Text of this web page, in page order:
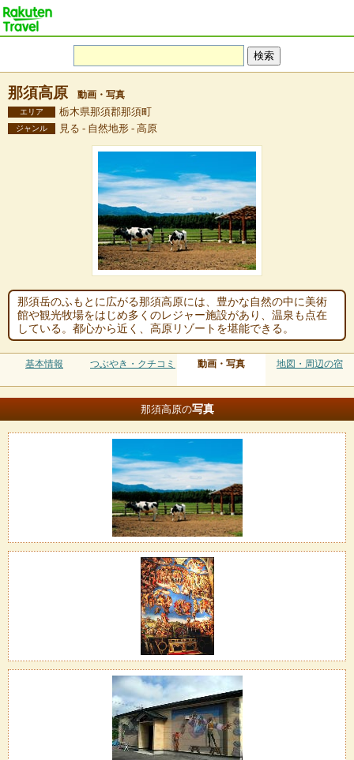
那須高原 動画・写真
エリア 栃木県那須郡那須町
ジャンル 見る - 自然地形 - 高原
那須岳のふもとに広がる那須高原には、豊かな自然の中に美術
館や観光牧場をはじめ多くのレジャー施設があり、温泉も点在
している。都心から近く、高原リゾートを堪能できる。
基本情報 つぶやき・クチコミ 動画・写真 地図・周辺の宿
那須高原の写真